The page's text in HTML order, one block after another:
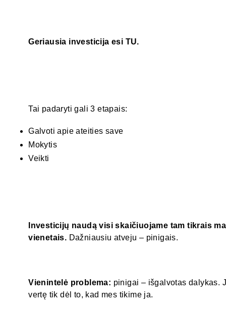
Geriausia investicija esi TU.
Tai padaryti gali 3 etapais:
Galvoti apie ateities save
Mokytis
Veikti
Investicijų naudą visi skaičiuojame tam tikrais
vienetais. Dažniausiu atveju – pinigais.
Vienintelė problema: pinigai – išgalvotas dalykas.
vertę tik dėl to, kad mes tikime ja.